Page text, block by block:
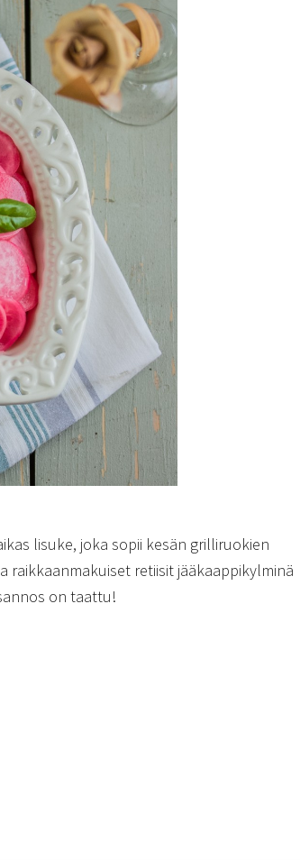
lisuke, joka sopii kesän grilliruokien
raikkaanmakuiset retiisit jääkaappikylminä
on taattu!